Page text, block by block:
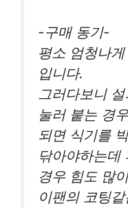
-구매 동기-
평소 엄청나
입니다.
그러다보니
눌러 붙는 경
되면 식기를
닦아야하는데
경우 힘도 많
이팬의 코팅